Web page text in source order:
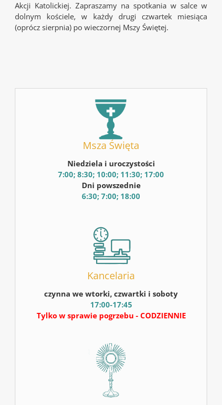
Akcji Katolickiej. Zapraszamy na spotkania w salce w
dolnym kościele, w każdy drugi czwartek miesiąca
(oprócz sierpnia) po wieczornej Mszy Świętej.
Msza Święta
Niedziela i uroczystości
7:00; 8:30; 10:00; 11:30; 17:00
Dni powszednie
6:30; 7:00; 18:00
Kancelaria
czynna we wtorki, czwartki i soboty
17:00-17:45
Tylko w sprawie pogrzebu - CODZIENNIE